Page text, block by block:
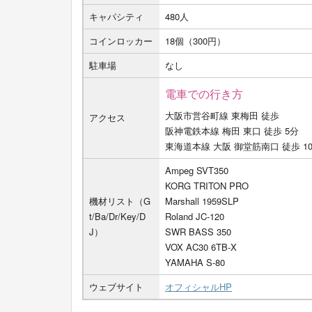
キャパシティ
480人
コインロッカー
18個（300円）
駐車場
なし
アクセス
電車での行き方
大阪市営谷町線 東梅田 徒歩
阪神電鉄本線 梅田 東口 徒歩 5分
東海道本線 大阪 御堂筋南口 徒歩
機材リスト（G
t/Ba/Dr/Key/D
J）
Ampeg SVT350
KORG TRITON PRO
Marshall 1959SLP
Roland JC-120
SWR BASS 350
VOX AC30 6TB-X
YAMAHA S-80
ウェブサイト
オフィシャルHP